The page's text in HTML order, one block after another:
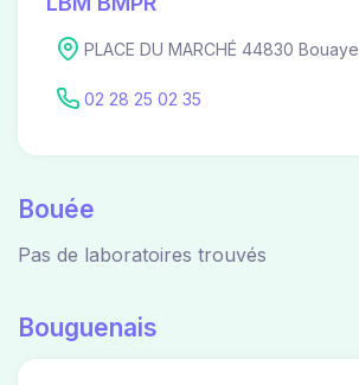
PLACE DU MARCHÉ 44830 Bouaye
02 28 25 02 35
Bouée
Pas de laboratoires trouvés
Bouguenais